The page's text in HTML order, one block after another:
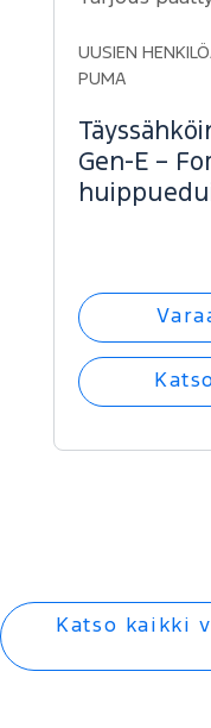
UUSIEN
PUMA
Gen-E –
Katso kaikki